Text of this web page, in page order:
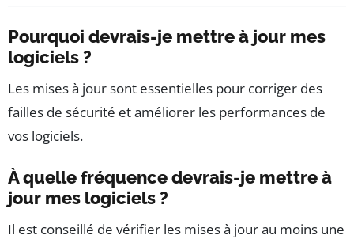
Pourquoi devrais-je mettre à jour mes
logiciels ?
Les mises à jour sont essentielles pour corriger des
failles de sécurité et améliorer les performances de
vos logiciels.
À quelle fréquence devrais-je mettre à
jour mes logiciels ?
Il est conseillé de vérifier les mises à jour au moins une